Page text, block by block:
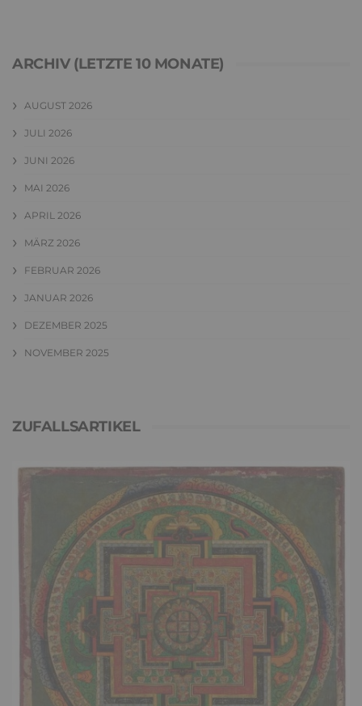
ARCHIV (LETZTE 10 MONATE)
AUGUST 2026
JULI 2026
JUNI 2026
MAI 2026
APRIL 2026
MÄRZ 2026
FEBRUAR 2026
JANUAR 2026
DEZEMBER 2025
NOVEMBER 2025
ZUFALLSARTIKEL